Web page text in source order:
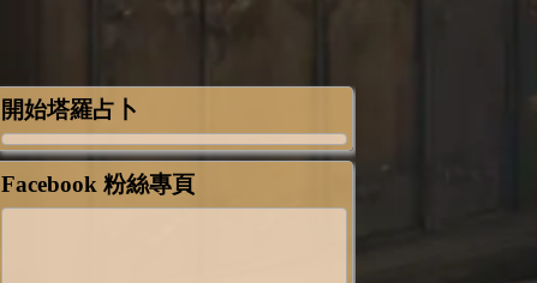
開始塔羅占卜
Facebook 粉絲專頁